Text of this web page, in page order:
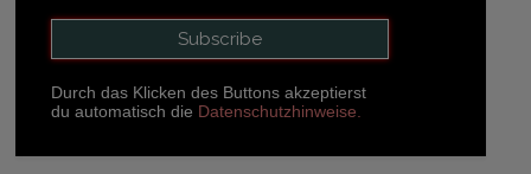
Durch das Klicken des Buttons akzeptierst
du automatisch die Datenschutzhinweise.